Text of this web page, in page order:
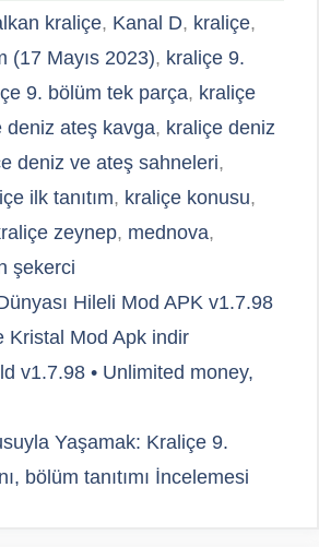
kraliçe, Kanal D, kraliçe,
(17 Mayıs 2023), kraliçe 9.
9. bölüm tek parça, kraliçe
deniz ateş kavga, kraliçe deniz
deniz ve ateş sahneleri,
ilk tanıtım, kraliçe konusu,
zeynep, mednova,
şekerci
Hileli Mod APK v1.7.98
Kristal Mod Apk indir
v1.7.98 • Unlimited money,
Yaşamak: Kraliçe 9.
bölüm tanıtımı İncelemesi